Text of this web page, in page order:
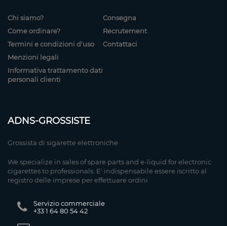
Chi siamo?
Come ordinare?
Termini e condizioni d'uso
Menzioni legali
Informativa trattamento dati
personali clienti
Consegna
Recrutement
Contattaci
ADNS-GROSSISTE
Grossista di sigarette elettroniche
We specialize in sales of spare parts and e-liquid for electronic
cigarettes to professionals. E' indispensabile essere iscritto al
registro delle imprese per effettuare ordini
Servizio commerciale
+33 1 64 80 54 42